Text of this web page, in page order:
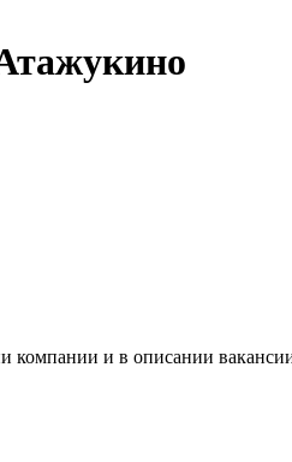
компании и в описании